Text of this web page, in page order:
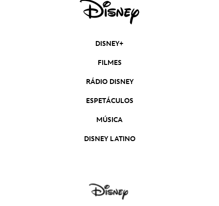
DISNEY+
FILMES
RÁDIO DISNEY
ESPETÁCULOS
MÚSICA
DISNEY LATINO